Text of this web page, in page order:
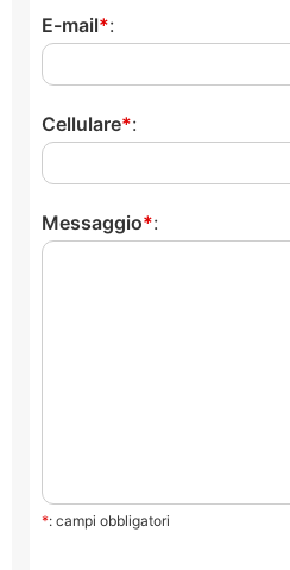
E-mail :
Cellulare :
Messaggio :
*: campi obbligatori